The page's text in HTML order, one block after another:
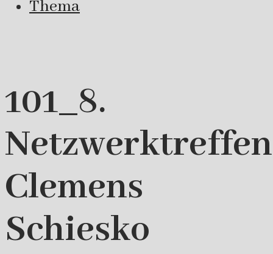
Thema
101_8.
Clemens
Schiesko